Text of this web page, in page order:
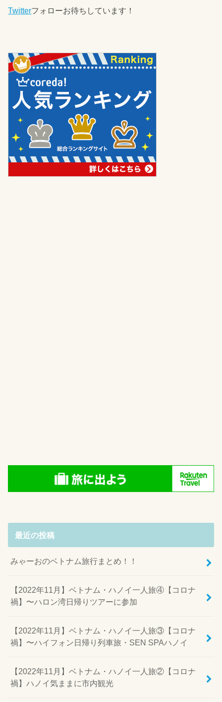
Twitterフォローお待ちしています！
最近の投稿
みゃーおのベトナム旅行まとめ！！
【2022年11月】ベトナム・ハノイ一人旅④【コロナ
禍】〜ハロン湾日帰りツアーに参加
【2022年11月】ベトナム・ハノイ一人旅③【コロナ
禍】〜ハイフォン日帰り列車旅・SEN SPAハノイ
【2022年11月】ベトナム・ハノイ一人旅②【コロナ
禍】ハノイ気ままに市内観光